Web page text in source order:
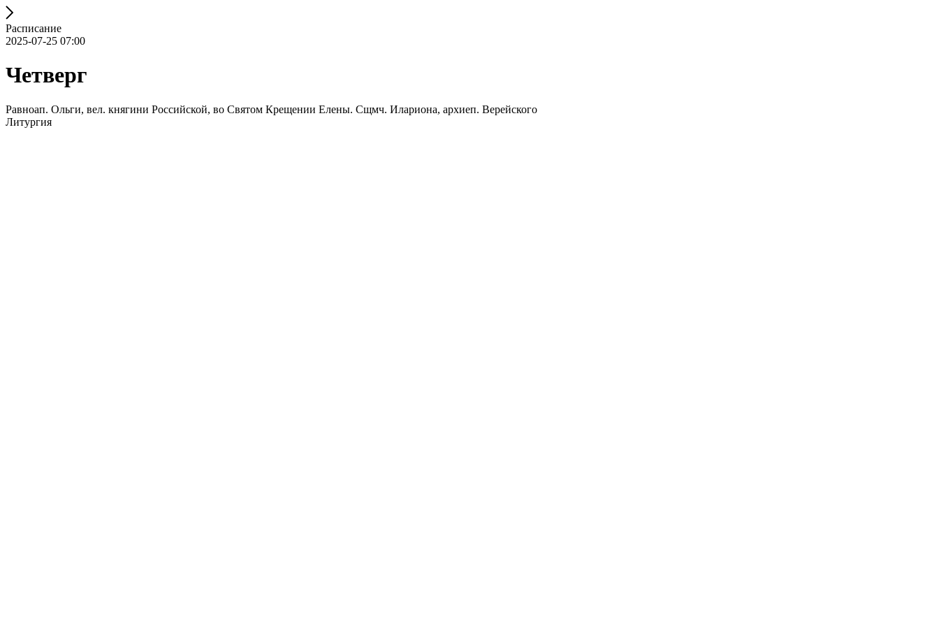
Расписание
2025-07-25 07:00
Четверг
Равноап. Ольги, вел. княгини Российской, во Святом Крещении Елены. Сщмч. Илариона, архиеп. Верейского
Литургия